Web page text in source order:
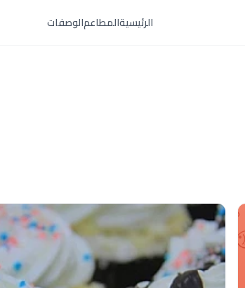
الرئيسيةالمطاعمالوصفات